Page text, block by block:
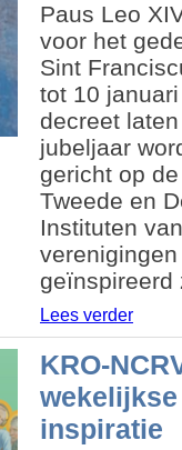
Paus Leo
voor het
Sint
tot 10
decreet
jubeljaar
gericht op
Tweede en
Instituten
Lees verder
KRO-
inspiratie